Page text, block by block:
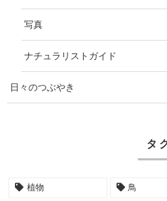
写真
ナチュラリストガイド
日々のつぶやき
タ
植物 鳥